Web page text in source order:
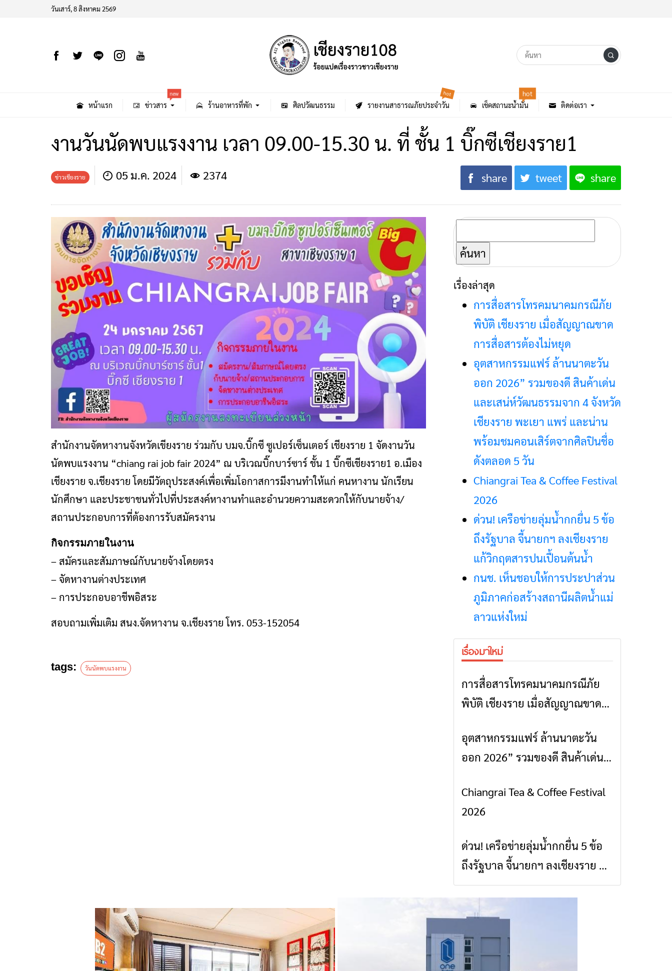
วันเสาร์, 8 สิงหาคม 2569
หน้าแรก ข่าวสาร
new
ร้านอาหารที่พัก ศิลปวัฒนธรรม รายงานสาธารณภัยประจำวัน
hot
เช็คสถานะน้ำมัน
hot
ติดต่อเรา
งานวันนัดพบแรงงาน เวลา 09.00-15.30 น. ที่ ชั้น 1 บิ๊กซีเชียงราย1
ข่าวเชียงราย 05 ม.ค. 2024 2374 share tweet share
สำนักงานจัดหางานจังหวัดเขียงราย ร่วมกับ บมจ.บิ๊กซี ซูเปอร์เซ็นเตอร์ เชียงราย 1 จัดงานวัน
นัดพบแรงงาน “chiang rai job fair 2024” ณ บริเวณบิ๊กบาร์ซาร์ ชั้น 1 บิ๊กซีเชียงราย1 อ.เมือง
เชียงราย จ.เชียงราย โดยมีวัตถุประสงค์เพื่อเพิ่มโอกาสการมีงานทำให้แก่ คนหางาน นักเรียน
นักศึกษา และประชาชนทั่วไปที่ประสงค์หางานทำและอำนวยความสะดวกให้กับนายจ้าง/
สถานประกอบการที่ต้องการรับสมัครงาน
กิจกรรมภายในงาน
– สมัครและสัมภาษณ์กับนายจ้างโดยตรง
– จัดหางานต่างประเทศ
– การประกอบอาชีพอิสระ
สอบถามเพิ่มเติม สนง.จัดหางาน จ.เชียงราย โทร. 053-152054
tags: วันนัดพบแรงงาน
ค้นหา
สำหรับ:
เรื่องล่าสุด
การสื่อสารโทรคมนาคมกรณีภัย
พิบัติ เชียงราย เมื่อสัญญาณขาด
การสื่อสารต้องไม่หยุด
อุตสาหกรรมแฟร์ ล้านนาตะวัน
ออก 2026” รวมของดี สินค้าเด่น
และเสน่ห์วัฒนธรรมจาก 4 จังหวัด
เชียงราย พะเยา แพร่ และน่าน
พร้อมชมคอนเสิร์ตจากศิลปินชื่อ
ดังตลอด 5 วัน
Chiangrai Tea & Coffee Festival
2026
ด่วน! เครือข่ายลุ่มน้ำกกยื่น 5 ข้อ
ถึงรัฐบาล จี้นายกฯ ลงเชียงราย
แก้วิกฤตสารปนเปื้อนต้นน้ำ
กนช. เห็นชอบให้การประปาส่วน
ภูมิภาคก่อสร้างสถานีผลิตน้ำแม่
ลาวแห่งใหม่
เรื่องมาใหม่
ข่าวเชียงราย
การสื่อสารโทรคมนาคมกรณีภัย
พิบัติ เชียงราย เมื่อสัญญาณขาด
ข่าวเชียงราย
อุตสาหกรรมแฟร์ ล้านนาตะวัน
ออก 2026” รวมของดี สินค้าเด่น
เชียงราย พะเยา แพร่ และน่าน
พร้อมชมคอนเสิร์ตจากศิลปินชื่อ
ข่าวเชียงราย
Chiangrai Tea & Coffee Festival
2026
ข่าวเชียงราย
ด่วน! เครือข่ายลุ่มน้ำกกยื่น 5 ข้อ
ถึงรัฐบาล จี้นายกฯ ลงเชียงราย แก้
วิกฤตสารปนเปื้อนต้นน้ำ